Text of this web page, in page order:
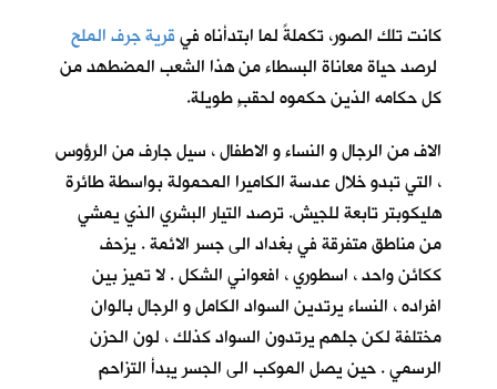
كانت تلك الصور، تكملةً لما ابتدأناه فيقرية جرف الملح
لرصد حياة معاناة البسطاء من هذا الشعب المضطهد من
كل حكامه الذين حكموه لحقبٍ طويلة.
الاف من الرجال و النساء و الاطفال ، سيل جارف من الرؤوس
، التي تبدو خلال عدسة الكاميرا المحمولة بواسطة طائرة
هليكوبتر تابعة للجيش. ترصد التيار البشري الذي يمشي
من مناطق متفرقة في بغداد الى جسر الائمة . يزحف
ككائن واحد ، اسطوري ، افعواني الشكل . لا تميز بين
افراده ، النساء يرتدين السواد الكامل و الرجال بالوان
مختلفة لكن جلهم يرتدون السواد كذلك ، لون الحزن
الرسمي . حين يصل الموكب الى الجسر يبدأ التزاحم